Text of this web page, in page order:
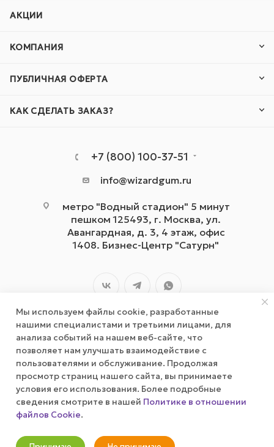
АКЦИИ
КОМПАНИЯ
ПУБЛИЧНАЯ ОФЕРТА
КАК СДЕЛАТЬ ЗАКАЗ?
+7 (800) 100-37-51
info@wizardgum.ru
метро "Водный стадион" 5 минут
пешком 125493, г. Москва, ул.
Авангардная, д. 3, 4 этаж, офис
1408. Бизнес-Центр "Сатурн"
2026 © wizardgum.ru, 2021
Мы используем файлы cookie, разработанные
нашими специалистами и третьими лицами, для
анализа событий на нашем веб-сайте, что
позволяет нам улучшать взаимодействие с
пользователями и обслуживание. Продолжая
просмотр страниц нашего сайта, вы принимаете
условия его использования. Более подробные
сведения смотрите в нашей Политике в отношении
файлов Cookie.